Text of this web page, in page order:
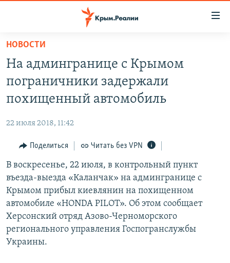
Вернуться
основному
содержанию
Вернутся
главной
Вернутся
поиску
СПЕЦПРОЕКТЫ
11 ЛЕТ ОККУПАЦИИ КРЫМА. 11 ИСТОРИЙ СОПРОТИВЛЕНИЯ
ВОДА
ЕЩЕ
ИНТЕРАКТИВ
ИНФОГРАФИКА
ТЕЛЕПРОЕКТ КРЫМ.РЕАЛИИ
СОВЕТЫ ПРАВОЗАЩИТНИКОВ
ПРОПАВШИЕ БЕЗ ВЕСТИ
ПОБЕДИТЕЛЕЙ НЕ СУДЯТ?
РАДІО СВОБОДА
КАК ОБОЙТИ БЛОКИРОВКУ
Українською
Qırımtatar
ПРИСОЕДИНЯЙТЕСЬ!
НОВОСТИ
На админгранице с Крымом
пограничники задержали
похищенный автомобиль
22 июля 2018, 11:42
Поделиться Читать без VPN
В воскресенье, 22 июля, в контрольный пункт
въезда-выезда «Каланчак» на админгранице с
Крымом прибыл киевлянин на похищенном
автомобиле «HONDA PILOT». Об этом сообщает
Херсонский отряд Азово-Черноморского
регионального управления Госпогранслужбы
Украины.